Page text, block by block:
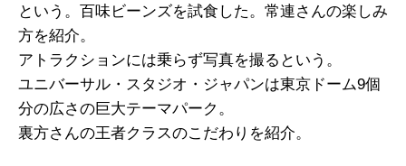
という。百味ビーンズを試食した。常連さんの楽しみ
方を紹介。
アトラクションには乗らず写真を撮るという。
ユニバーサル・スタジオ・ジャパンは東京ドーム9個
分の広さの巨大テーマパーク。
裏方さんの王者クラスのこだわりを紹介。